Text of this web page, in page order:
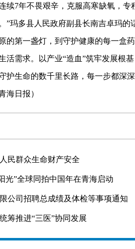
续7年不畏艰辛，克服高寒缺氧，
”玛多县人民政府副县长南吉卓玛的
第一盏灯，到守护健康的每一盒药
活需求。以产业“造血”筑牢发展根
生命的数千里长路，每一步都深深
日报）
民群众生命财产安全
光”全球同拍中国年在青海启动
公司招聘总成绩及体检等事项通知
筹推进“三医”协同发展